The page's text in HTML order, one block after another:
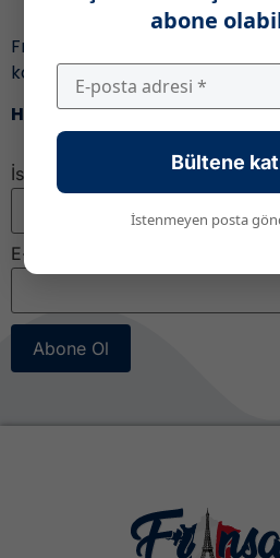
Fransa’daki eğitim ile ilgili
kaçırmamak için,
Haber bültenimize katıl!
İsim
E-posta
Abone Ol
abone
Bültene
İstenmeyen posta